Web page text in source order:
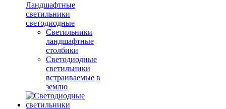
Ландшафтные
светильники
светодиодные
Светильники
ландшафтные
столбики
Светодиодные
светильники
встраиваемые в
землю